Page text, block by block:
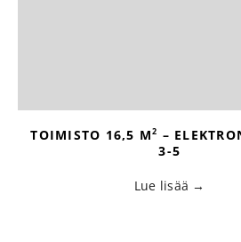
TOIMISTO 16,5 M2 –
3-5
Lue lisää